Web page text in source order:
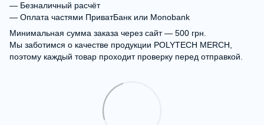
— Безналичный расчёт
— Оплата частями ПриватБанк или Monobank
Минимальная сумма заказа через сайт — 500 грн.
Мы заботимся о качестве продукции POLYTECH MERCH,
поэтому каждый товар проходит проверку перед отправкой.